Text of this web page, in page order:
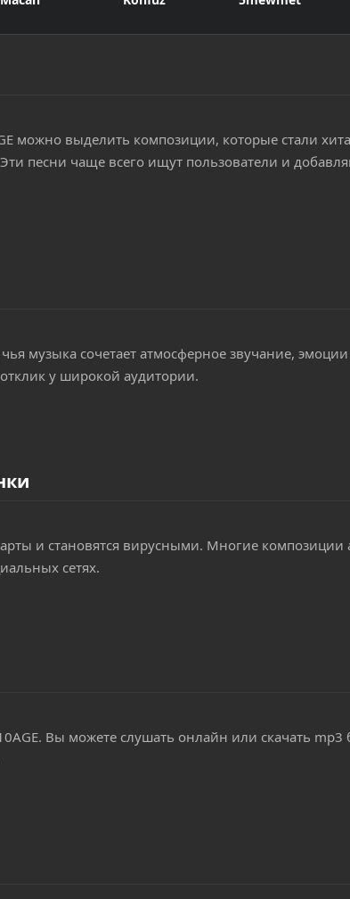
можно выделить композиции, которые стали
песни чаще всего ищут пользователи и
музыка сочетает атмосферное звучание,
у широкой аудитории.
и становятся вирусными. Многие композиции
сетях.
Вы можете слушать онлайн или скачать mp3